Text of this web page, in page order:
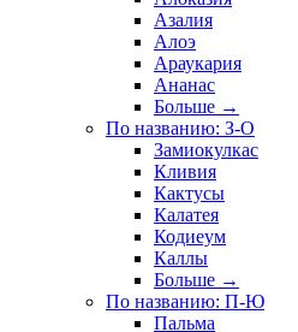
Азалия
Алоэ
Араукария
Ананас
Больше →
По названию: З-О
Замиокулкас
Кливия
Кактусы
Калатея
Кодиеум
Каллы
Больше →
По названию: П-Ю
Пальма